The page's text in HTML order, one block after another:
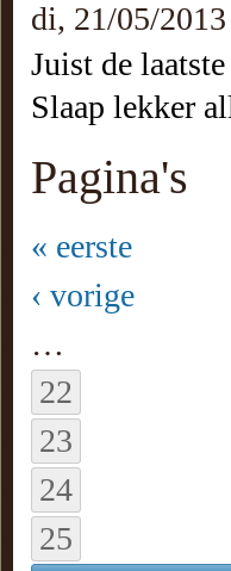
di, 21/05/
Juist de
Slaap lekker
Pagina's
« eerste
‹ vorige
…
22
23
24
25